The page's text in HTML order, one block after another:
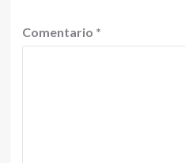
Comentario *